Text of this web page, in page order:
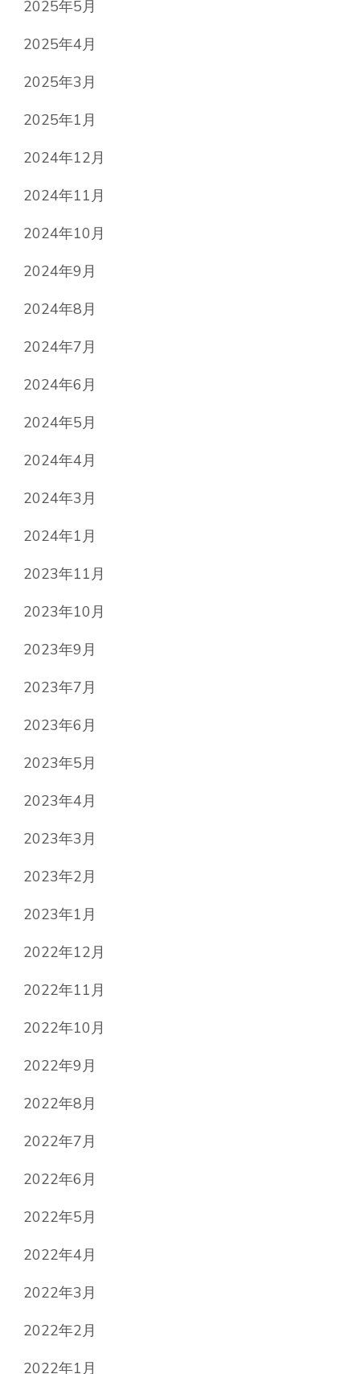
2025年5月
2025年4月
2025年3月
2025年1月
2024年12月
2024年11月
2024年10月
2024年9月
2024年8月
2024年7月
2024年6月
2024年5月
2024年4月
2024年3月
2024年1月
2023年11月
2023年10月
2023年9月
2023年7月
2023年6月
2023年5月
2023年4月
2023年3月
2023年2月
2023年1月
2022年12月
2022年11月
2022年10月
2022年9月
2022年8月
2022年7月
2022年6月
2022年5月
2022年4月
2022年3月
2022年2月
2022年1月